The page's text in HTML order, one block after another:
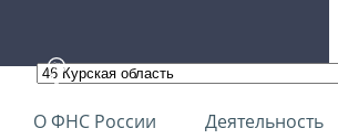
О ФНС России Деятельность